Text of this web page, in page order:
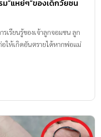
”แหย่ๆ”ของเด็กวัยซน
เรียนรู้ของเจ้าลูกจอมซน ลูก
อให้เกิดอันตรายได้หากพ่อแม่